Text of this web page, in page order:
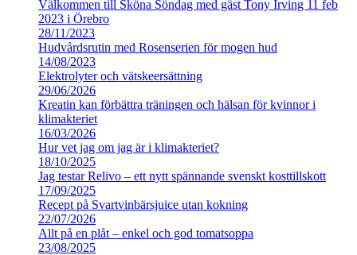
Välkommen till Sköna Söndag med gäst Tony Irving 11 feb
2023 i Örebro
28/11/2023
Hudvårdsrutin med Rosenserien för mogen hud
14/08/2023
Elektrolyter och vätskeersättning
29/06/2026
Kreatin kan förbättra träningen och hälsan för kvinnor i
klimakteriet
16/03/2026
Hur vet jag om jag är i klimakteriet?
18/10/2025
Jag testar Relivo – ett nytt spännande svenskt kosttillskott
17/09/2025
Recept på Svartvinbärsjuice utan kokning
22/07/2026
Allt på en plåt – enkel och god tomatsoppa
23/08/2025